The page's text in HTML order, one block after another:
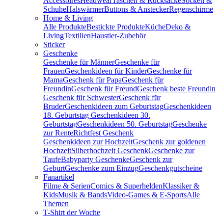
SchuheHalswärmerButtons & AnsteckerRegenschirme
Home & Living
Alle ProdukteBestickte ProdukteKücheDeko &
LivingTextilienHaustier-Zubehör
Sticker
Geschenke
Geschenke für MännerGeschenke für
FrauenGeschenkideen für KinderGeschenke für
MamaGeschenk für PapaGeschenk für
FreundinGeschenk für FreundGeschenk beste Freundin
Geschenk für SchwesterGeschenk für
BruderGeschenkideen zum GeburtstagGeschenkideen
18. Geburtstag Geschenkideen 30.
GeburtstagGeschenkideen 50. GeburtstagGeschenke
zur RenteRichtfest Geschenk
Geschenkideen zur HochzeitGeschenk zur goldenen
HochzeitSilberhochzeit GeschenkGeschenke zur
TaufeBabyparty GeschenkeGeschenk zur
GeburtGeschenke zum EinzugGeschenkgutscheine
Fanartikel
Filme & SerienComics & SuperheldenKlassiker &
KidsMusik & BandsVideo-Games & E-SportsAlle
Themen
T-Shirt der Woche